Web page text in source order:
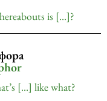
is […]?
[…] like what?